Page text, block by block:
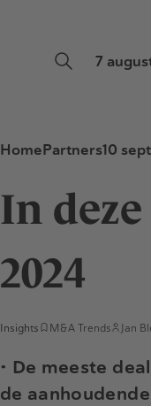
7
HomePartners10
In
2024
Insights M&A Trends Jan
• De meeste
de